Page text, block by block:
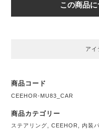
この商品
アイ
商品コード
CEEHOR-MU83_CAR
商品カテゴリー
ステアリング ,CEEHOR 内装